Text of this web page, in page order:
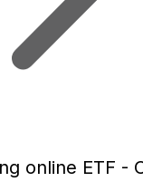
online ETF -